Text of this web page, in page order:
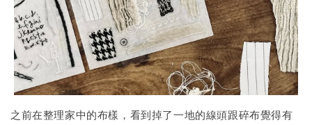
之前在整理家中的布樣，看到掉了一地的線頭跟碎布覺得有